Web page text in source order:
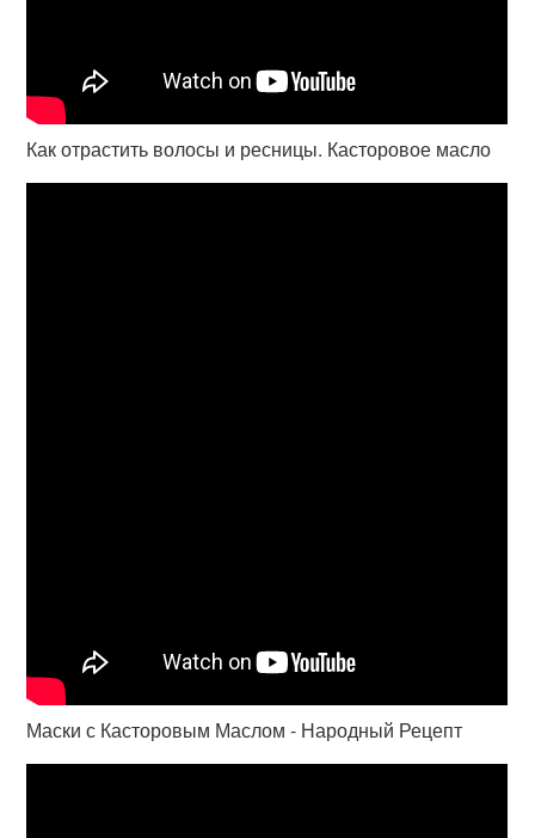
Как отрастить волосы и ресницы. Касторовое масло
Маски с Касторовым Маслом - Народный Рецепт